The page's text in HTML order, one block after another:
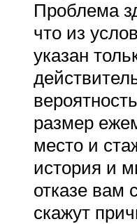
Проблема
что из
указан
размер
место и
история и
отказе вам
скажут